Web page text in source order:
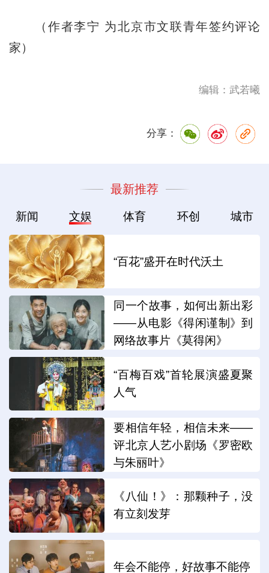
（作者李宁 为北京市文联青年签约评论
家）
编辑：武若曦
分享：
最新推荐
新闻 文娱 体育 环创 城市
“百花”盛开在时代沃土
同一个故事，如何出新出彩
——从电影《得闲谨制》到
网络故事片《莫得闲》
“百梅百戏”首轮展演盛夏聚
人气
要相信年轻，相信未来——
评北京人艺小剧场《罗密欧
与朱丽叶》
《八仙！》：那颗种子，没
有立刻发芽
年会不能停，好故事不能停